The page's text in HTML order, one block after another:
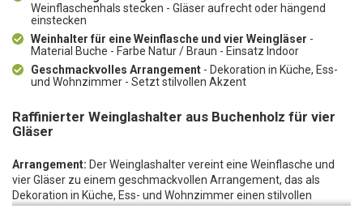
Weinflaschenhals stecken - Gläser aufrecht oder hängend
einstecken
Weinhalter für eine Weinflasche und vier Weingläser -
Material Buche - Farbe Natur / Braun - Einsatz Indoor
Geschmackvolles Arrangement - Dekoration in Küche, Ess-
und Wohnzimmer - Setzt stilvollen Akzent
Raffinierter Weinglashalter aus Buchenholz für vier
Gläser
Arrangement: Der Weinglashalter vereint eine Weinflasche und
vier Gläser zu einem geschmackvollen Arrangement, das als
Dekoration in Küche, Ess- und Wohnzimmer einen stilvollen